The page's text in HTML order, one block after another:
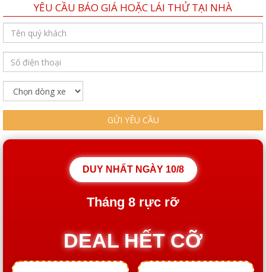
YÊU CẦU BÁO GIÁ HOẶC LÁI THỬ TẠI NHÀ
GỬI YÊU CẦU
DUY NHẤT NGÀY 10/8
Tháng 8 rực rỡ
DEAL HẾT CỠ